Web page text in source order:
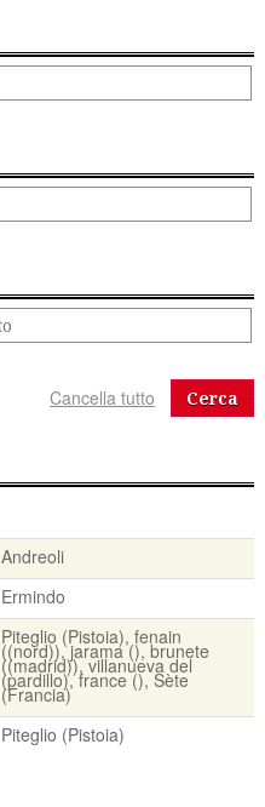
Cerca
Andreoli
Ermindo
Piteglio (Pistoia), fenain
((nord)), jarama (), brunete
((madrid)), villanueva del
(pardillo), france (), Sète
(Francia)
Piteglio (Pistoia)